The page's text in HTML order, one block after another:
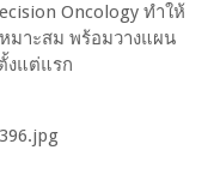
Oncology ทำให้
มาะสม พร้อมวางแผน
งแต่แรก